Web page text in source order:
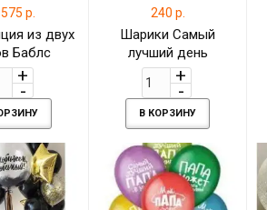
р.
из двух
Баблс
с Вашей
и сердца
240 р.
Шарики Самый
лучший день
В КОРЗИНУ